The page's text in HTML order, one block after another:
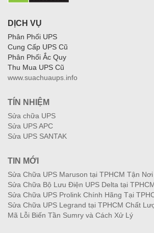
DỊCH VỤ
Phân Phối UPS
Cung Cấp UPS Cũ
Phân Phối Ắc Quy
Thu Mua UPS Cũ
www.suachuaups.info
TÍN NHIỆM
Sửa chữa UPS
Sửa UPS APC
Sửa UPS SANTAK
TIN MỚI
Sửa Chữa UPS Maruson tại TPHCM Tận Nơi
Sửa Chữa Bộ Lưu Điện UPS Delta tại
Sửa Chữa UPS Prolink Chính Hãng Tại
Sửa Chữa UPS Legrand tại TPHCM Chất
Mã Lỗi Biến Tần Sumry và Cách Xử Lý